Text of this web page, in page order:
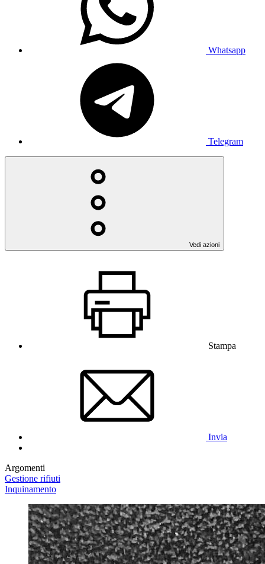
Whatsapp
Telegram
Vedi azioni
Stampa
Invia
Argomenti
Gestione rifiuti
Inquinamento